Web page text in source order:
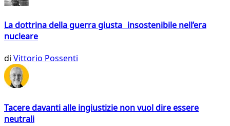
La dottrina della guerra giusta insostenibile nell’era
nucleare
di Vittorio Possenti
Tacere davanti alle ingiustizie non vuol dire essere
neutrali